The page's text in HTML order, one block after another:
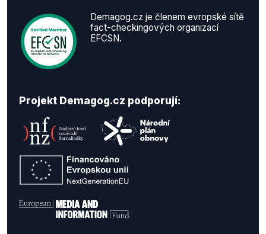
Demagog.cz je členem evropské sítě
fact-checkingových organizací
EFCSN.
Projekt Demagog.cz podporují: